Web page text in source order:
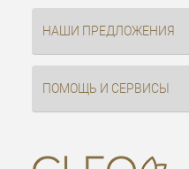
НАШИ ПРЕДЛОЖЕНИЯ
ПОМОЩЬ И СЕРВИСЫ